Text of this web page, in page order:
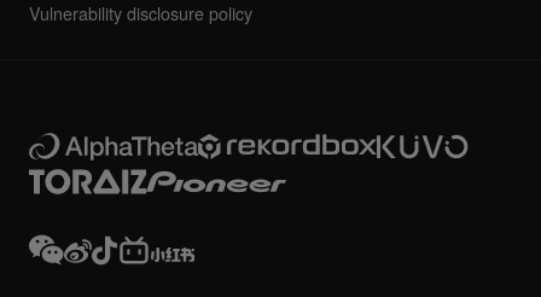
Vulnerability disclosure policy